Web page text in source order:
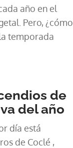
año en el
Pero, ¿cómo
temporada
de
del año
día está
de Coclé ,